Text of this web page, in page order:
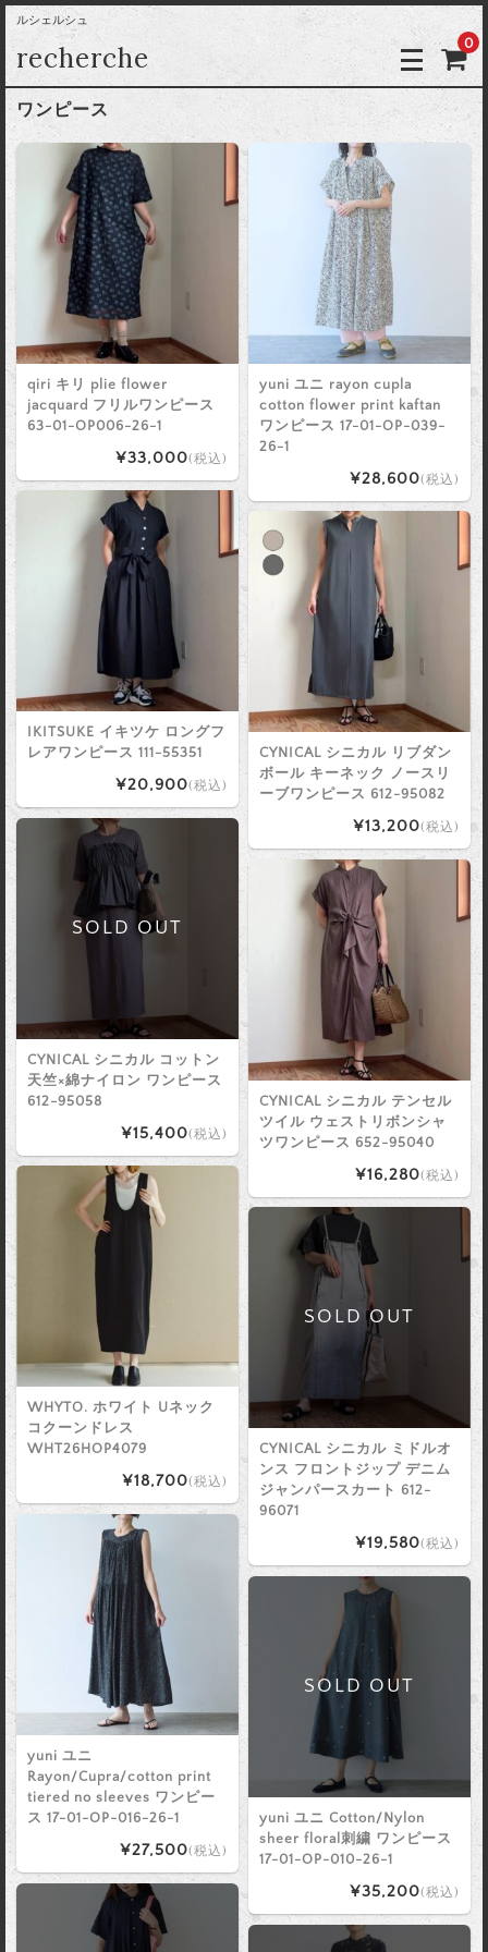
ルシェルシュ
recherche 0
ワンピース
qiri キリ plie flower
jacquard フリルワンピース
63-01-OP006-26-1
¥33,000(税込)
yuni ユニ rayon cupla
cotton flower print kaftan
ワンピース 17-01-OP-039-
26-1
¥28,600(税込)
IKITSUKE イキツケ ロングフ
レアワンピース 111-55351
¥20,900(税込)
CYNICAL シニカル リブダン
ボール キーネック ノースリ
ーブワンピース 612-95082
¥13,200(税込)
SOLD OUT
CYNICAL シニカル コットン
天竺×綿ナイロン ワンピース
612-95058
¥15,400(税込)
CYNICAL シニカル テンセル
ツイル ウェストリボンシャ
ツワンピース 652-95040
¥16,280(税込)
WHYTO. ホワイト Uネック
コクーンドレス
WHT26HOP4079
¥18,700(税込)
SOLD OUT
CYNICAL シニカル ミドルオ
ンス フロントジップ デニム
ジャンパースカート 612-
96071
¥19,580(税込)
yuni ユニ
Rayon/Cupra/cotton print
tiered no sleeves ワンピー
ス 17-01-OP-016-26-1
¥27,500(税込)
SOLD OUT
yuni ユニ Cotton/Nylon
sheer floral刺繍 ワンピース
17-01-OP-010-26-1
¥35,200(税込)